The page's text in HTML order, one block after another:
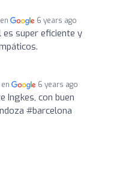
6 years ago
es super eficiente y
6 years ago
Ingkes, con buen
#barcelona